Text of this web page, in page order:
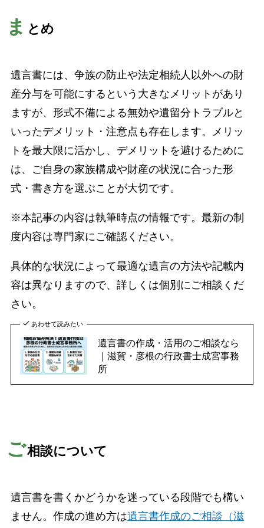
ま とめ
遺言書には、争族の防止や法定相続人以外への財
産分与を可能にするという大きなメリットがあり
ますが、形式不備による無効や遺留分トラブルと
いったデメリット・注意点も存在します。メリッ
トを最大限に活かし、デメリットを避けるために
は、ご自身の家族構成や財産の状況に合った形
式・書き方を選ぶことが大切です。
※本記事の内容は執筆時点の情報です。最新の制
度内容は専門家にご確認ください。
具体的な状況によって最適な遺言の方法や記載内
容は異なりますので、詳しくは個別にご相談くだ
さい。
あわせて読みたい
遺言書の作成・活用のご相談なら
｜滋賀・彦根の行政書士成宮事務
所
ご相談について
遺言書を書くかどうかを迷っている段階でも構い
ません。作成の進め方は遺言書作成のご相談（滋